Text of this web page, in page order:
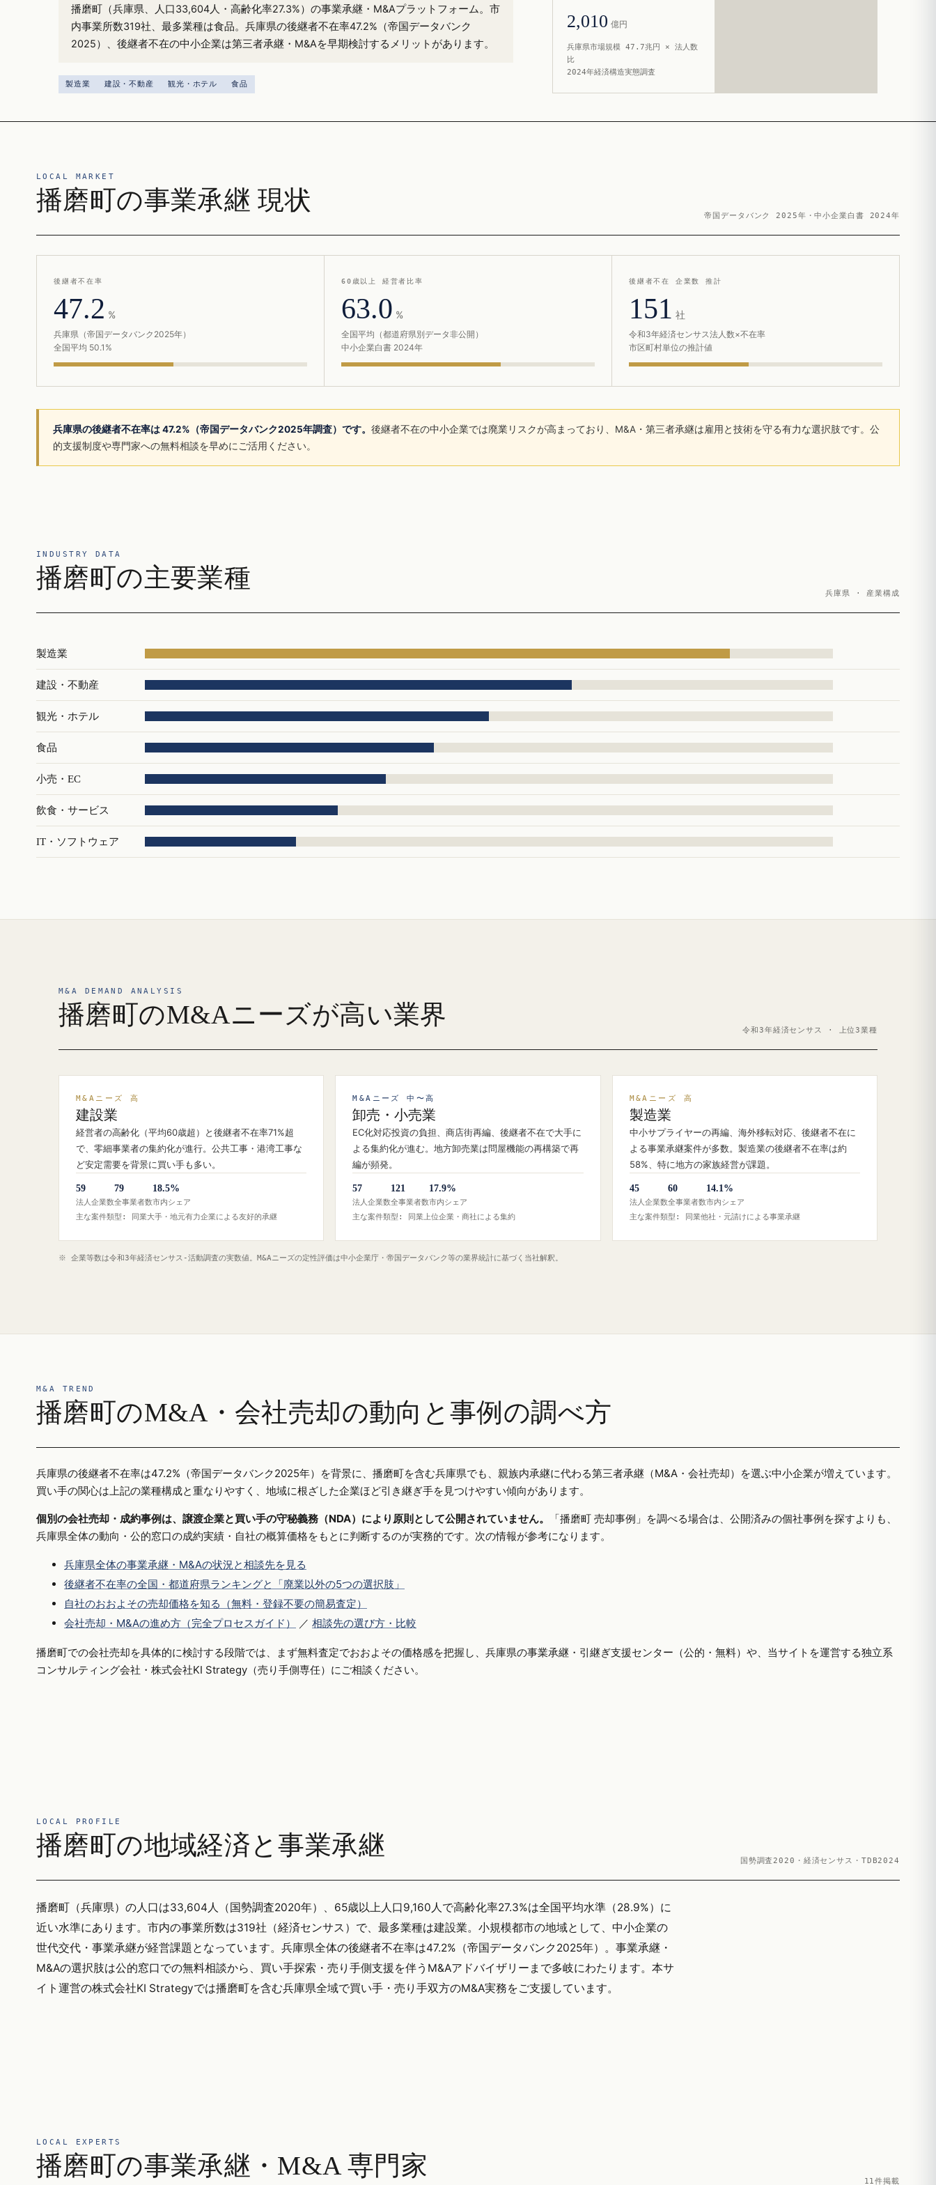
播磨町（兵庫県、人口33,604人・高齢化率27.3%）の事業承継・M&Aプラットフォーム。市
内事業所数319社、最多業種は食品。兵庫県の後継者不在率47.2%（帝国データバンク
2025）、後継者不在の中小企業は第三者承継・M&Aを早期検討するメリットがあります。
製造業 建設・不動産 観光・ホテル 食品
2,010 億円
兵庫県市場規模 47.7兆円 × 法人数
比
2024年経済構造実態調査
LOCAL MARKET
播磨町の事業承継 現状
帝国データバンク 2025年・中小企業白書 2024年
後継者不在率
47.2 %
兵庫県（帝国データバンク2025年）
全国平均 50.1%
60歳以上 経営者比率
63.0 %
全国平均（都道府県別データ非公開）
中小企業白書 2024年
後継者不在 企業数 推計
151 社
令和3年経済センサス法人数×不在率
市区町村単位の推計値
兵庫県の後継者不在率は 47.2%（帝国データバンク2025年調査）です。 後継者不在の中小企業では廃業リスクが高まっており、M&A・第三者承継は雇用と技術を守る有力な選択肢です。公
的支援制度や専門家への無料相談を早めにご活用ください。
INDUSTRY DATA
播磨町の主要業種
兵庫県 · 産業構成
製造業
建設・不動産
観光・ホテル
食品
小売・EC
飲食・サービス
IT・ソフトウェア
M&A DEMAND ANALYSIS
播磨町のM&Aニーズが高い業界
令和3年経済センサス · 上位3業種
M&Aニーズ 高
建設業
経営者の高齢化（平均60歳超）と後継者不在率71%超
で、零細事業者の集約化が進行。公共工事・港湾工事な
ど安定需要を背景に買い手も多い。
59
法人企業数
79
全事業者数
18.5%
市内シェア
主な案件類型: 同業大手・地元有力企業による友好的承継
M&Aニーズ 中〜高
卸売・小売業
EC化対応投資の負担、商店街再編、後継者不在で大手に
よる集約化が進む。地方卸売業は問屋機能の再構築で再
編が頻発。
57
法人企業数
121
全事業者数
17.9%
市内シェア
主な案件類型: 同業上位企業・商社による集約
M&Aニーズ 高
製造業
中小サプライヤーの再編、海外移転対応、後継者不在に
よる事業承継案件が多数。製造業の後継者不在率は約
58%、特に地方の家族経営が課題。
45
法人企業数
60
全事業者数
14.1%
市内シェア
主な案件類型: 同業他社・元請けによる事業承継
※ 企業等数は令和3年経済センサス‐活動調査の実数値。M&Aニーズの定性評価は中小企業庁・帝国データバンク等の業界統計に基づく当社解釈。
M&A TREND
播磨町のM&A・会社売却の動向と事例の調べ方
兵庫県の後継者不在率は47.2%（帝国データバンク2025年）を背景に、播磨町を含む兵庫県でも、親族内承継に代わる第三者承継（M&A・会社売却）を選ぶ中小企業が増えています。
買い手の関心は上記の業種構成と重なりやすく、地域に根ざした企業ほど引き継ぎ手を見つけやすい傾向があります。
個別の会社売却・成約事例は、譲渡企業と買い手の守秘義務（NDA）により原則として公開されていません。
「播磨町 売却事例」を調べる場合は、公開済みの個社事例を探すよりも、
兵庫県全体の動向・公的窓口の成約実績・自社の概算価格をもとに判断するのが実務的です。次の情報が参考になります。
兵庫県全体の事業承継・M&Aの状況と相談先を見る
後継者不在率の全国・都道府県ランキングと「廃業以外の5つの選択肢」
自社のおおよその売却価格を知る（無料・登録不要の簡易査定）
会社売却・M&Aの進め方（完全プロセスガイド）
／ 相談先の選び方・比較
播磨町での会社売却を具体的に検討する段階では、まず無料査定でおおよその価格感を把握し、兵庫県の事業承継・引継ぎ支援センター（公的・無料）や、当サイトを運営する独立系
コンサルティング会社・株式会社KI Strategy（売り手側専任）にご相談ください。
LOCAL PROFILE
播磨町の地域経済と事業承継
国勢調査2020・経済センサス・TDB2024
播磨町（兵庫県）の人口は33,604人（国勢調査2020年）、65歳以上人口9,160人で高齢化率27.3%は全国平均水準（28.9%）に
近い水準にあります。市内の事業所数は319社（経済センサス）で、最多業種は建設業。小規模都市の地域として、中小企業の
世代交代・事業承継が経営課題となっています。兵庫県全体の後継者不在率は47.2%（帝国データバンク2025年）。事業承継・
M&Aの選択肢は公的窓口での無料相談から、買い手探索・売り手側支援を伴うM&Aアドバイザリーまで多岐にわたります。本サ
イト運営の株式会社KI Strategyでは播磨町を含む兵庫県全域で買い手・売り手双方のM&A実務をご支援しています。
LOCAL EXPERTS
播磨町の事業承継・M&A 専門家
11件掲載